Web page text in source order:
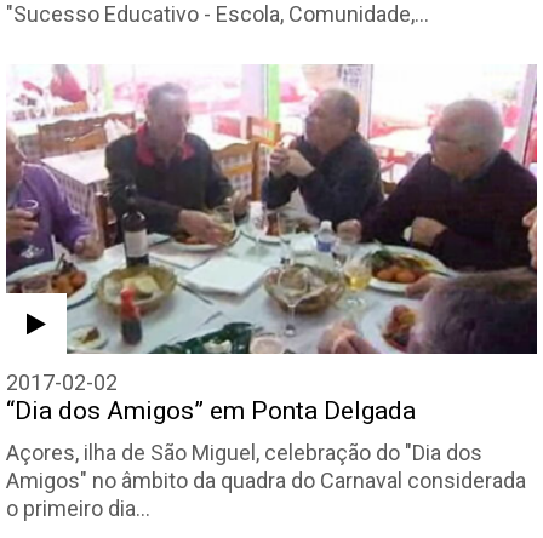
"Sucesso Educativo - Escola, Comunidade,…
2017-02-02
“Dia dos Amigos” em Ponta Delgada
Açores, ilha de São Miguel, celebração do "Dia dos
Amigos" no âmbito da quadra do Carnaval considerada
o primeiro dia…